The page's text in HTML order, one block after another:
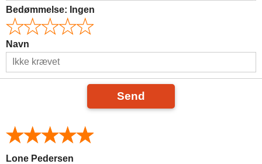
Bedømmelse: Ingen
Navn
Send
Lone Pedersen